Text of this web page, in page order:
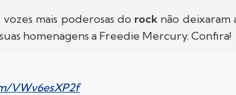
vozes mais poderosas do rock não deixaram
homenagens a Freedie Mercury. Confira!
VWv6esXP2f